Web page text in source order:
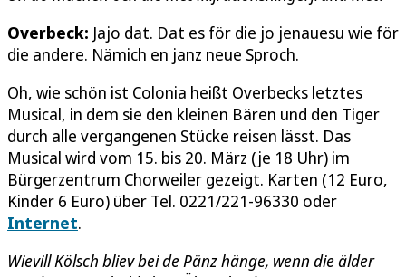
Overbeck: Jajo dat. Dat es för die jo jenauesu wie för
die andere. Nämich en janz neue Sproch.
Oh, wie schön ist Colonia heißt Overbecks letztes
Musical, in dem sie den kleinen Bären und den Tiger
durch alle vergangenen Stücke reisen lässt. Das
Musical wird vom 15. bis 20. März (je 18 Uhr) im
Bürgerzentrum Chorweiler gezeigt. Karten (12 Euro,
Kinder 6 Euro) über Tel. 0221/221-96330 oder
Internet.
Wievill Kölsch bliev bei de Pänz hänge, wenn die älder